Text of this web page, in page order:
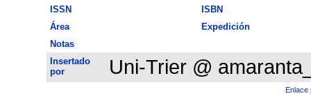
ISSN
ISBN
Área
Expedición
Notas
Insertado
por
Uni-Trier @
Enlace